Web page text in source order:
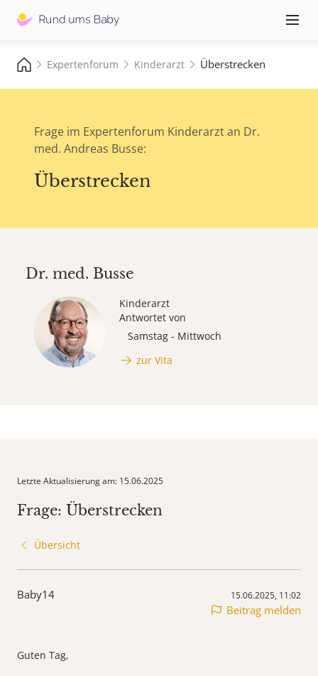
≡
Expertenforum Kinderarzt Überstrecken
Frage im Expertenforum Kinderarzt an Dr.
med. Andreas Busse:
Überstrecken
Dr. med. Busse
Kinderarzt
Antwortet von
Samstag - Mittwoch
zur Vita
Letzte Aktualisierung am: 15.06.2025
Frage: Überstrecken
Übersicht
Baby14 15.06.2025, 11:02
Beitrag melden
Guten Tag,